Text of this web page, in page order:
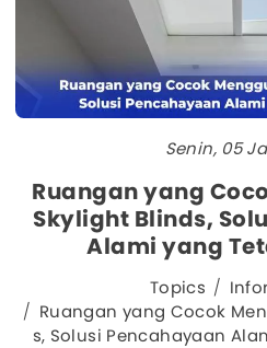
Senin, 05
Ruangan yang
Skylight Blinds,
Alami yang
Topics
Ruangan yang Cocok
s, Solusi Pencahayaan